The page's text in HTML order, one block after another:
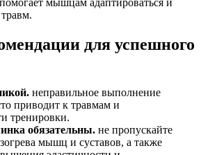
мышцам адаптироваться и
травм.
для успешного
неправильное выполнение
приводит к травмам и
тренировки.
обязательны. не пропускайте
мышц и суставов, а также